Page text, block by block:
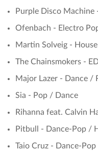
Purple Disco
Ofenbach - Electro
Martin Solveig -
The Chainsmokers -
Major Lazer - Dance /
Sia - Pop / Dance
Rihanna feat. Calvin
Pitbull - Dance-Pop /
Taio Cruz - Dance-Pop